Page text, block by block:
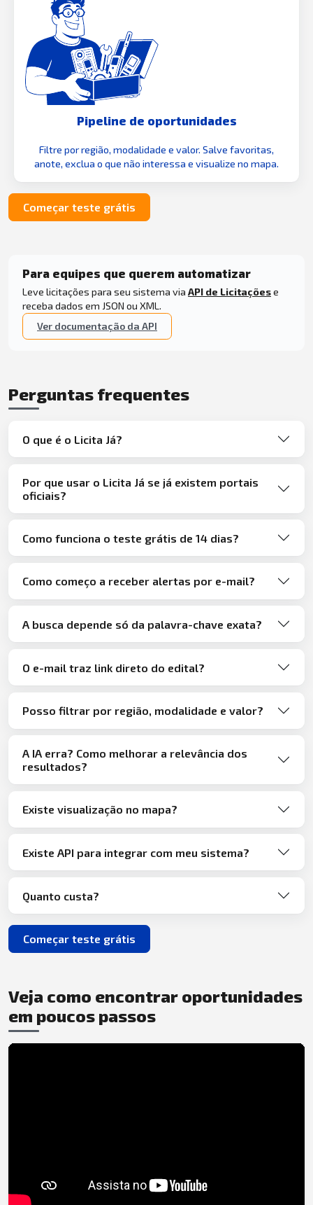
Pipeline de oportunidades
Filtre por região, modalidade e valor. Salve favoritas,
anote, exclua o que não interessa e visualize no mapa.
Começar teste grátis
Para equipes que querem automatizar
Leve licitações para seu sistema via API de Licitaçõese
receba dados em JSON ou XML.
Ver documentação da API
Perguntas frequentes
O que é o Licita Já?
Por que usar o Licita Já se já existem portais
oficiais?
Como funciona o teste grátis de 14 dias?
Como começo a receber alertas por e-mail?
A busca depende só da palavra-chave exata?
O e-mail traz link direto do edital?
Posso filtrar por região, modalidade e valor?
A IA erra? Como melhorar a relevância dos
resultados?
Existe visualização no mapa?
Existe API para integrar com meu sistema?
Quanto custa?
Começar teste grátis
Veja como encontrar oportunidades
em poucos passos